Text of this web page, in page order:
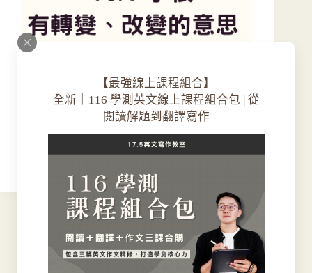
【最強線上課程組合】
全新｜116 學測英文線上課程組合包 | 從
閱讀解題到翻譯寫作
下一頁